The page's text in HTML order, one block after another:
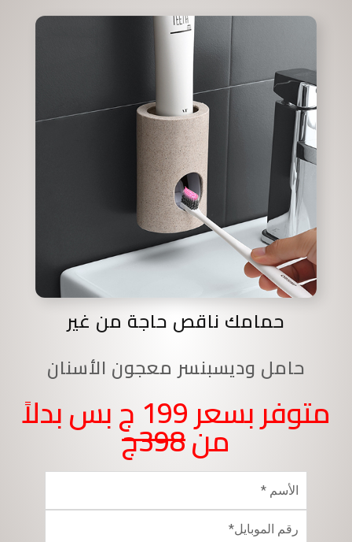
حمامك ناقص حاجة من غير
حامل وديسبنسر معجون الأسنان
متوفر بسعر 199 ج بس بدلاً
من398ج